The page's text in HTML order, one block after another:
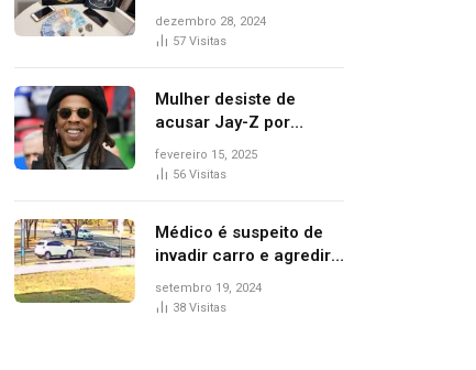
de vender drogas
próximo de delegacia e
dezembro 28, 2024
57 Visitas
Mulher desiste de
acusar Jay-Z por
estupro, diz revista
fevereiro 15, 2025
56 Visitas
Médico é suspeito de
invadir carro e agredir
delegado aposentado
durante confusão no
setembro 19, 2024
38 Visitas